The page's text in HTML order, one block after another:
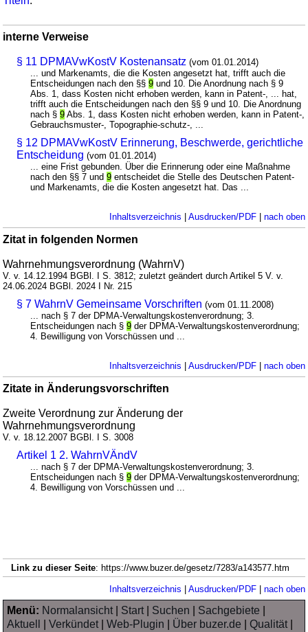
interne Verweise
§ 11 DPMAVwKostV Kostenansatz (vom 01.01.2014)
... und Markenamts, die die Kosten angesetzt hat, trifft auch die
Entscheidungen nach den §§9 und 10. Die Anordnung nach § 9
Abs. 1, dass Kosten nicht erhoben werden, kann in Patent-, ... hat,
trifft auch die Entscheidungen nach den §§ 9 und 10. Die Anordnung
nach §9 Abs. 1, dass Kosten nicht erhoben werden, kann in Patent-,
Gebrauchsmuster-, Topographie-schutz-, ...
§ 12 DPMAVwKostV Erinnerung, Beschwerde, gerichtliche
Entscheidung (vom 01.01.2014)
... eine Frist gebunden. Über die Erinnerung oder eine Maßnahme
nach den §§ 7 und9 entscheidet die Stelle des Deutschen Patent-
und Markenamts, die die Kosten angesetzt hat. Das ...
Inhaltsverzeichnis Ausdrucken/PDF| nach oben
Zitat in folgenden Normen
Wahrnehmungsverordnung (WahrnV)
V. v. 14.12.1994 BGBl. I S. 3812; zuletzt geändert durch Artikel 5 V. v.
24.06.2024 BGBl. 2024 I Nr. 215
§ 7 WahrnV Gemeinsame Vorschriften (vom 01.11.2008)
... nach § 7 der DPMA-Verwaltungskostenverordnung; 3.
Entscheidungen nach §9 der DPMA-Verwaltungskostenverordnung;
4. Bewilligung von Vorschüssen und ...
Inhaltsverzeichnis Ausdrucken/PDF| nach oben
Zitate in Änderungsvorschriften
Zweite Verordnung zur Änderung der
Wahrnehmungsverordnung
V. v. 18.12.2007 BGBl. I S. 3008
Artikel 1 2. WahrnVÄndV
... nach § 7 der DPMA-Verwaltungskostenverordnung; 3.
Entscheidungen nach §9 der DPMA-Verwaltungskostenverordnung;
4. Bewilligung von Vorschüssen und ...
Link zu dieser Seite: https://www.buzer.de/gesetz/7283/a143577.htm
Inhaltsverzeichnis Ausdrucken/PDF| nach oben
Menü: Normalansicht| Start| Suchen Sachgebiete
Aktuell
|Verkündet|Web-Plugin Über buzer.de |Qualität|